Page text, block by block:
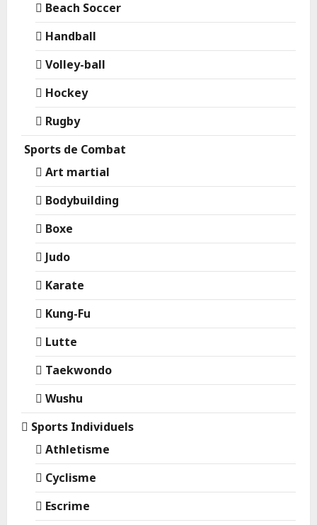
Beach Soccer
Handball
Volley-ball
Hockey
Rugby
Sports de Combat
Art martial
Bodybuilding
Boxe
Judo
Karate
Kung-Fu
Lutte
Taekwondo
Wushu
Sports Individuels
Athletisme
Cyclisme
Escrime